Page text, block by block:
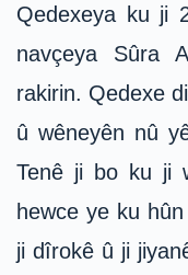
Qedexeya ku ji
navçeya Sûra
rakirin. Qedexe
û wêneyên nû
Tenê ji bo ku ji
hewce ye ku
ji dîrokê û ji